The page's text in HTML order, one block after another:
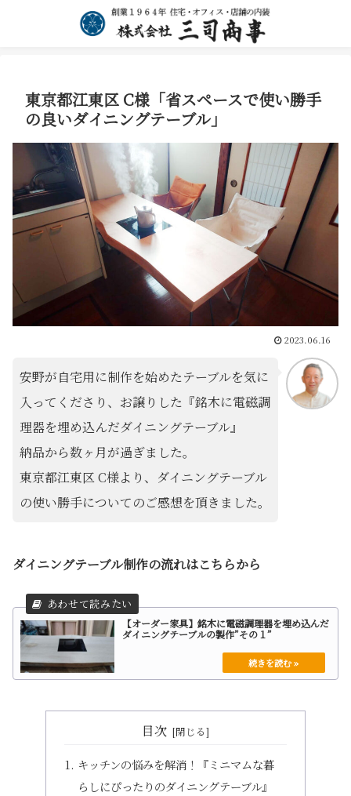
東京都江東区 C様「省スペースで使い勝手
の良いダイニングテーブル」
2023.06.16
安野が自宅用に制作を始めたテーブルを気に
入ってくださり、お譲りした『銘木に電磁調
理器を埋め込んだダイニングテーブル』
納品から数ヶ月が過ぎました。
東京都江東区 C様より、ダイニングテーブル
の使い勝手についてのご感想を頂きました。
ダイニングテーブル制作の流れはこちらから
【オーダー家具】銘木に電磁調理器を埋め込んだ
ダイニングテーブルの製作”その１”
目次
キッチンの悩みを解消！『ミニマムな暮
らしにぴったりのダイニングテーブル』